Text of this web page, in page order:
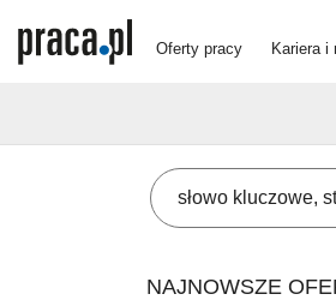
Oferty pracy Kariera i
NAJNOWSZE